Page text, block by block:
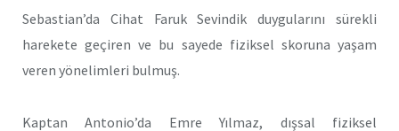
Sebastian’da Cihat Faruk Sevindik duygularını sürekli
harekete geçiren ve bu sayede fiziksel skoruna yaşam
veren yönelimleri bulmuş.
Kaptan Antonio’da Emre Yılmaz, dışsal fiziksel